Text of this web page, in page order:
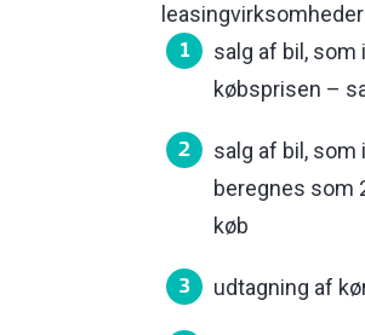
salg af bil,
købsprisen –
salg af bil,
beregnes som
køb
udtagning af